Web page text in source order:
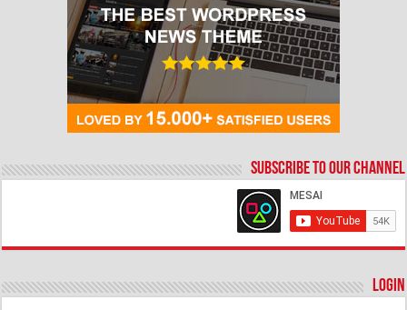
Subscribe to our Channel
Login